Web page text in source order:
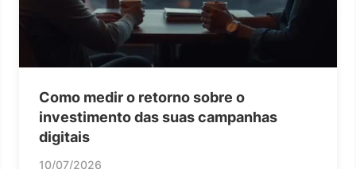
Como medir o retorno sobre o
investimento das suas campanhas
digitais
10/07/2026